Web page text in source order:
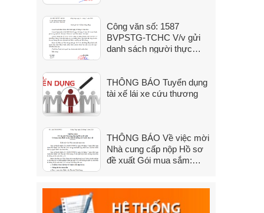
đến 31/7/2026)
Công văn số: 1587
BVPSTG-TCHC V/v gửi
danh sách người thực
THÔNG BÁO Tuyển dụng
tài xế lái xe cứu thương
THÔNG BÁO Về việc mời
Nhà cung cấp nộp Hồ sơ
đề xuất Gói mua sắm: